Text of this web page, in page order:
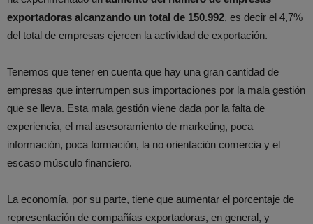
exportadoras alcanzando un total de 150.992, es decir el 4,7%
del total de empresas ejercen la actividad de exportación.
Tenemos que tener en cuenta que hay una gran cantidad de
empresas que interrumpen sus importaciones por la mala gestión
que se lleva. Esta mala gestión viene dada por la falta de
experiencia, el mal asesoramiento de marketing, poca
información, poca formación, la no orientación comercia y el
escaso músculo financiero.
La economía, por su parte, tiene que aumentar el porcentaje de
representación de compañías exportadoras, en general, y